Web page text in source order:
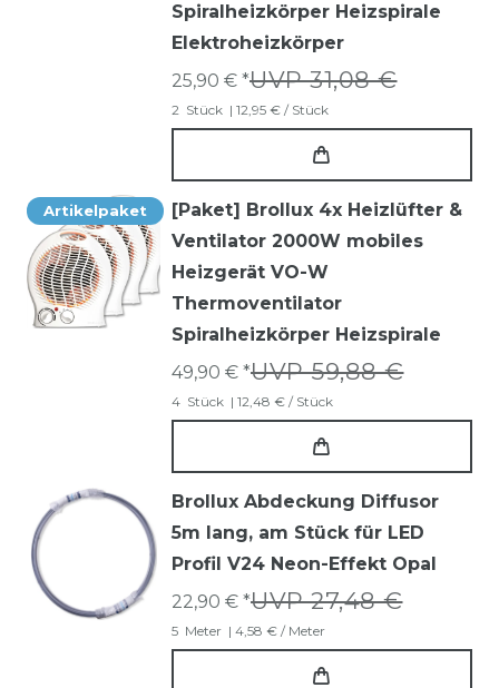
Spiralheizkörper Heizspirale
Elektroheizkörper
UVP 31,08 €
25,90 € *
2 Stück | 12,95 € / Stück
Artikelpaket
[Paket] Brollux 4x Heizlüfter &
Ventilator 2000W mobiles
Heizgerät VO-W
Thermoventilator
Spiralheizkörper Heizspirale
UVP 59,88 €
49,90 € *
4 Stück | 12,48 € / Stück
Brollux Abdeckung Diffusor
5m lang, am Stück für LED
Profil V24 Neon-Effekt Opal
UVP 27,48 €
22,90 € *
5 Meter | 4,58 € / Meter